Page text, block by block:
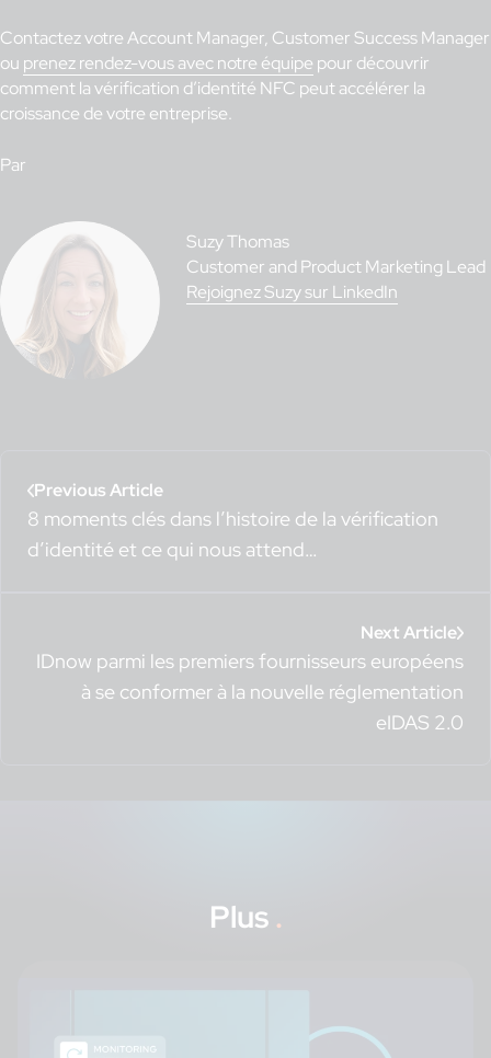
Contactez votre Account Manager, Customer Success Manager
ou prenez rendez-vous avec notre équipe pour découvrir
comment la vérification d’identité NFC peut accélérer la
croissance de votre entreprise.
Par
Suzy Thomas
Customer and Product Marketing Lead
Rejoignez Suzy sur LinkedIn
Previous Article
8 moments clés dans l’histoire de la vérification
d’identité et ce qui nous attend…
Next Article
IDnow parmi les premiers fournisseurs européens
à se conformer à la nouvelle réglementation
eIDAS 2.0
Plus .